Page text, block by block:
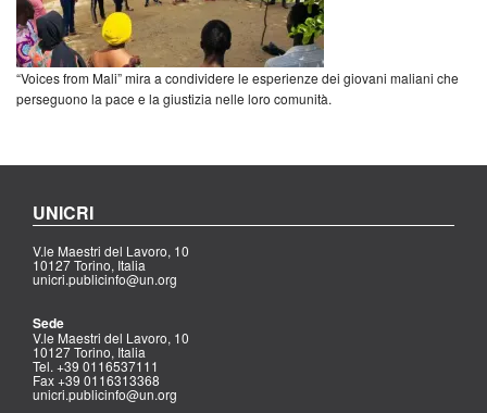
“Voices from Mali” mira a condividere le esperienze dei giovani maliani che
perseguono la pace e la giustizia nelle loro comunità.
UNICRI
V.le Maestri del Lavoro, 10
10127 Torino, Italia
unicri.publicinfo@un.org
Sede
V.le Maestri del Lavoro, 10
10127 Torino, Italia
Tel. +39 0116537111
Fax +39 0116313368
unicri.publicinfo@un.org